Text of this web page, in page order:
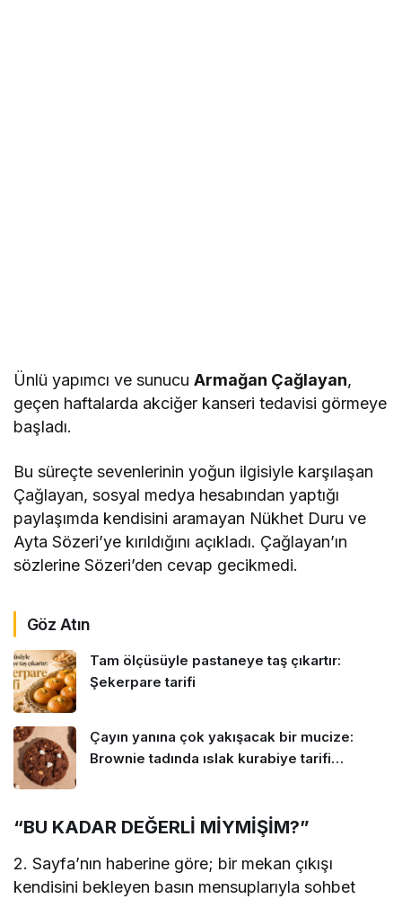
Ünlü yapımcı ve sunucuArmağan Çağlayan,
geçen haftalarda akciğer kanseri tedavisi görmeye
başladı.
Bu süreçte sevenlerinin yoğun ilgisiyle karşılaşan
Çağlayan, sosyal medya hesabından yaptığı
paylaşımda kendisini aramayan Nükhet Duru ve
Ayta Sözeri’ye kırıldığını açıkladı. Çağlayan’ın
sözlerine Sözeri’den cevap gecikmedi.
Göz Atın
Tam ölçüsüyle pastaneye taş çıkartır:
Şekerpare tarifi
Çayın yanına çok yakışacak bir mucize:
Brownie tadında ıslak kurabiye tarifi…
“BU KADAR DEĞERLİ MİYMİŞİM?”
2. Sayfa’nın haberine göre; bir mekan çıkışı
kendisini bekleyen basın mensuplarıyla sohbet